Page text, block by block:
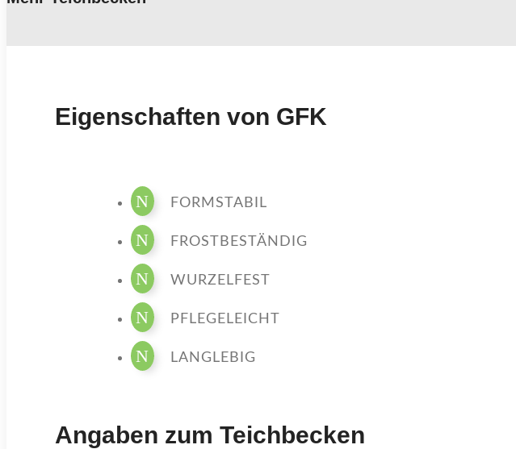
Eigenschaften von GFK
N FORMSTABIL
N FROSTBESTÄNDIG
N WURZELFEST
N PFLEGELEICHT
N LANGLEBIG
Angaben zum Teichbecken